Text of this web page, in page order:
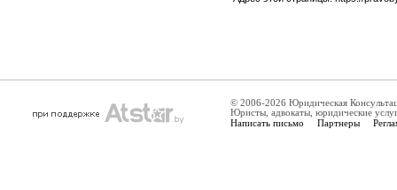
© 2006-2026 Юридическая
Юристы, адвокаты, юридические
Написать письмо Партнеры